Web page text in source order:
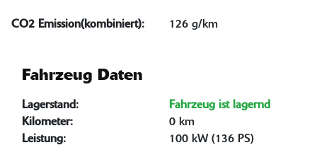
CO2 Emission(kombiniert): 126 g/km
Fahrzeug Daten
Lagerstand:
Fahrzeug ist lagernd
Kilometer:
0 km
Leistung:
100 kW (136 PS)